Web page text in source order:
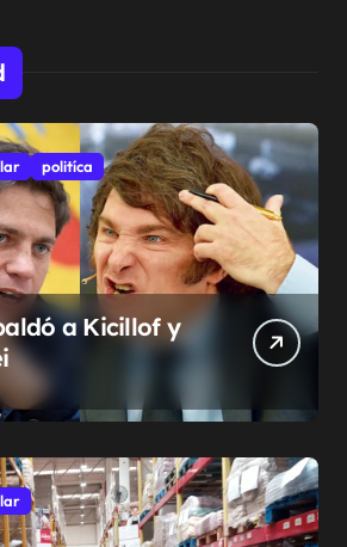
politíca
a Kicillof y